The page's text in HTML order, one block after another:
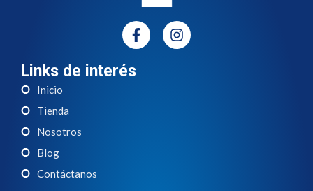
Links de interés
Inicio
Tienda
Nosotros
Blog
Contáctanos